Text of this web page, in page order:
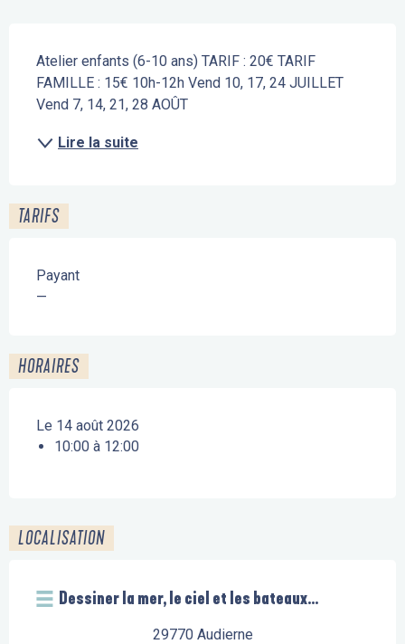
Atelier enfants (6-10 ans) TARIF : 20€ TARIF
FAMILLE : 15€ 10h-12h Vend 10, 17, 24 JUILLET
Vend 7, 14, 21, 28 AOÛT
Lire la suite
TARIFS
Payant
—
HORAIRES
Le 14 août 2026
10:00 à 12:00
LOCALISATION
Dessiner la mer, le ciel et les bateaux...
29770 Audierne